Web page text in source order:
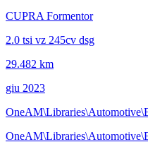
CUPRA Formentor
2.0 tsi vz 245cv dsg
29.482 km
giu 2023